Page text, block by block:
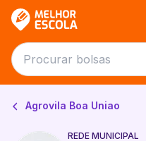
Agrovila Boa Uniao
REDE MUNICIPAL